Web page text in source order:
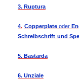
3. Ruptura
4. Copperplate oder
Schreibschrift und
5. Bastarda
6. Unziale